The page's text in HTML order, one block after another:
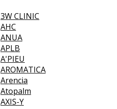
3W CLINIC
AHC
ANUA
APLB
A'PIEU
AROMATICA
Arencia
Atopalm
AXIS-Y